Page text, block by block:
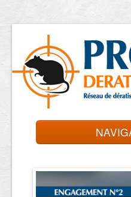
Les entreprises